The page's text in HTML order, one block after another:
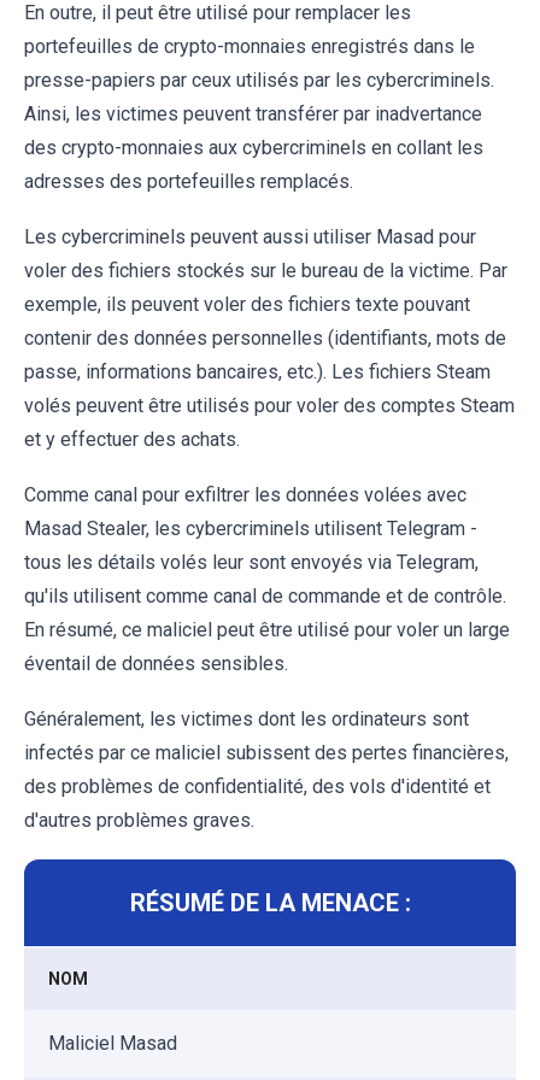
En outre, il peut être utilisé pour remplacer les
portefeuilles de crypto-monnaies enregistrés dans le
presse-papiers par ceux utilisés par les cybercriminels.
Ainsi, les victimes peuvent transférer par inadvertance
des crypto-monnaies aux cybercriminels en collant les
adresses des portefeuilles remplacés.
Les cybercriminels peuvent aussi utiliser Masad pour
voler des fichiers stockés sur le bureau de la victime. Par
exemple, ils peuvent voler des fichiers texte pouvant
contenir des données personnelles (identifiants, mots de
passe, informations bancaires, etc.). Les fichiers Steam
volés peuvent être utilisés pour voler des comptes Steam
et y effectuer des achats.
Comme canal pour exfiltrer les données volées avec
Masad Stealer, les cybercriminels utilisent Telegram -
tous les détails volés leur sont envoyés via Telegram,
qu'ils utilisent comme canal de commande et de contrôle.
En résumé, ce maliciel peut être utilisé pour voler un large
éventail de données sensibles.
Généralement, les victimes dont les ordinateurs sont
infectés par ce maliciel subissent des pertes financières,
des problèmes de confidentialité, des vols d'identité et
d'autres problèmes graves.
RÉSUMÉ DE LA MENACE :
NOM
Maliciel Masad